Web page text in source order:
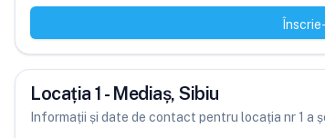
Locația 1 - Mediaș, Sibiu
Informații și date de contact pentru locația nr 1 a